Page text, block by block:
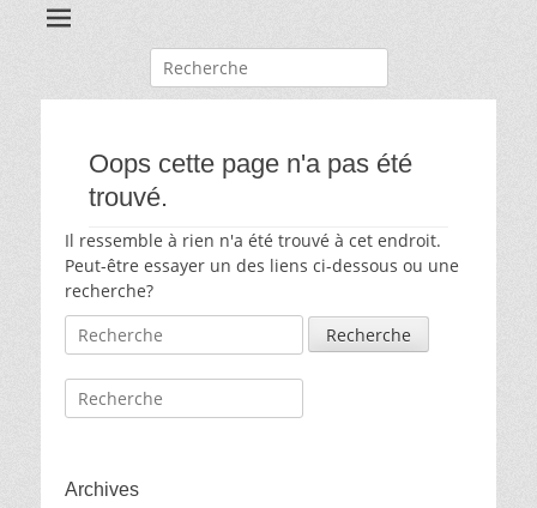
Recherche
pour:
Oops cette page n'a pas été
trouvé.
Il ressemble à rien n'a été trouvé à cet endroit.
Peut-être essayer un des liens ci-dessous ou une
recherche?
Recherche
pour:
Recherche
pour:
Archives